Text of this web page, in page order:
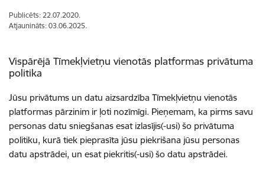
Publicēts: 22.07.2020.
Atjaunināts: 03.06.2025.
Vispārējā Tīmekļvietņu vienotās platformas privātuma
politika
Jūsu privātums un datu aizsardzība Tīmekļvietņu vienotās
platformas pārzinim ir ļoti nozīmīgi. Pieņemam, ka pirms savu
personas datu sniegšanas esat izlasījis(-usi) šo privātuma
politiku, kurā tiek pieprasīta jūsu piekrišana jūsu personas
datu apstrādei, un esat piekritis(-usi) šo datu apstrādei.